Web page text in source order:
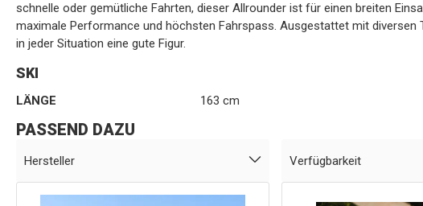
schnelle oder gemütliche Fahrten, dieser Allrounder ist für einen breiten
maximale Performance und höchsten Fahrspass. Ausgestattet mit diversen
in jeder Situation eine gute Figur.
SKI
LÄNGE 163 cm
PASSEND DAZU
Hersteller Verfügbarkeit